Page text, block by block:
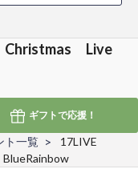
Live
ギフトで応援！
ト一覧
17LIVE